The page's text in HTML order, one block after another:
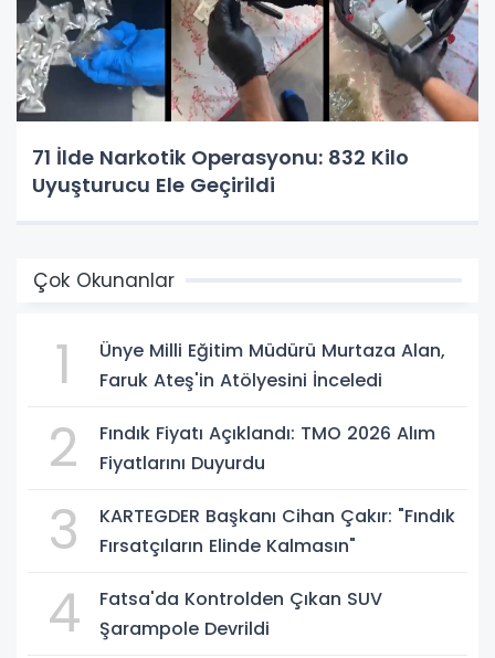
71 İlde Narkotik Operasyonu: 832 Kilo
Uyuşturucu Ele Geçirildi
Çok Okunanlar
1
Ünye Milli Eğitim Müdürü Murtaza Alan,
Faruk Ateş'in Atölyesini İnceledi
2
Fındık Fiyatı Açıklandı: TMO 2026 Alım
Fiyatlarını Duyurdu
3
KARTEGDER Başkanı Cihan Çakır: "Fındık
Fırsatçıların Elinde Kalmasın"
4
Fatsa'da Kontrolden Çıkan SUV
Şarampole Devrildi